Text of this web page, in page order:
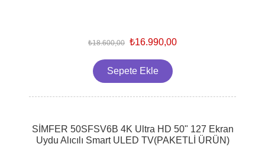
₺18.600,00 ₺16.990,00
SİMFER 50SFSV6B 4K Ultra HD 50" 127 Ekran
Uydu Alıcılı Smart ULED TV(PAKETLİ ÜRÜN)